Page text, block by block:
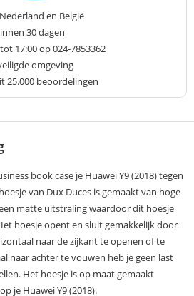
en België
30 dagen
17:00 op 024-7853362
omgeving
25.000 beoordelingen
book case je Huawei Y9 (2018) tegen
van Dux Duces is gemaakt van hoge
matte uitstraling waardoor dit hoesje
hoesje opent en sluit gemakkelijk door
naar de zijkant te openen of te
naar achter te vouwen heb je geen last
Het hoesje is op maat gemaakt
je Huawei Y9 (2018).